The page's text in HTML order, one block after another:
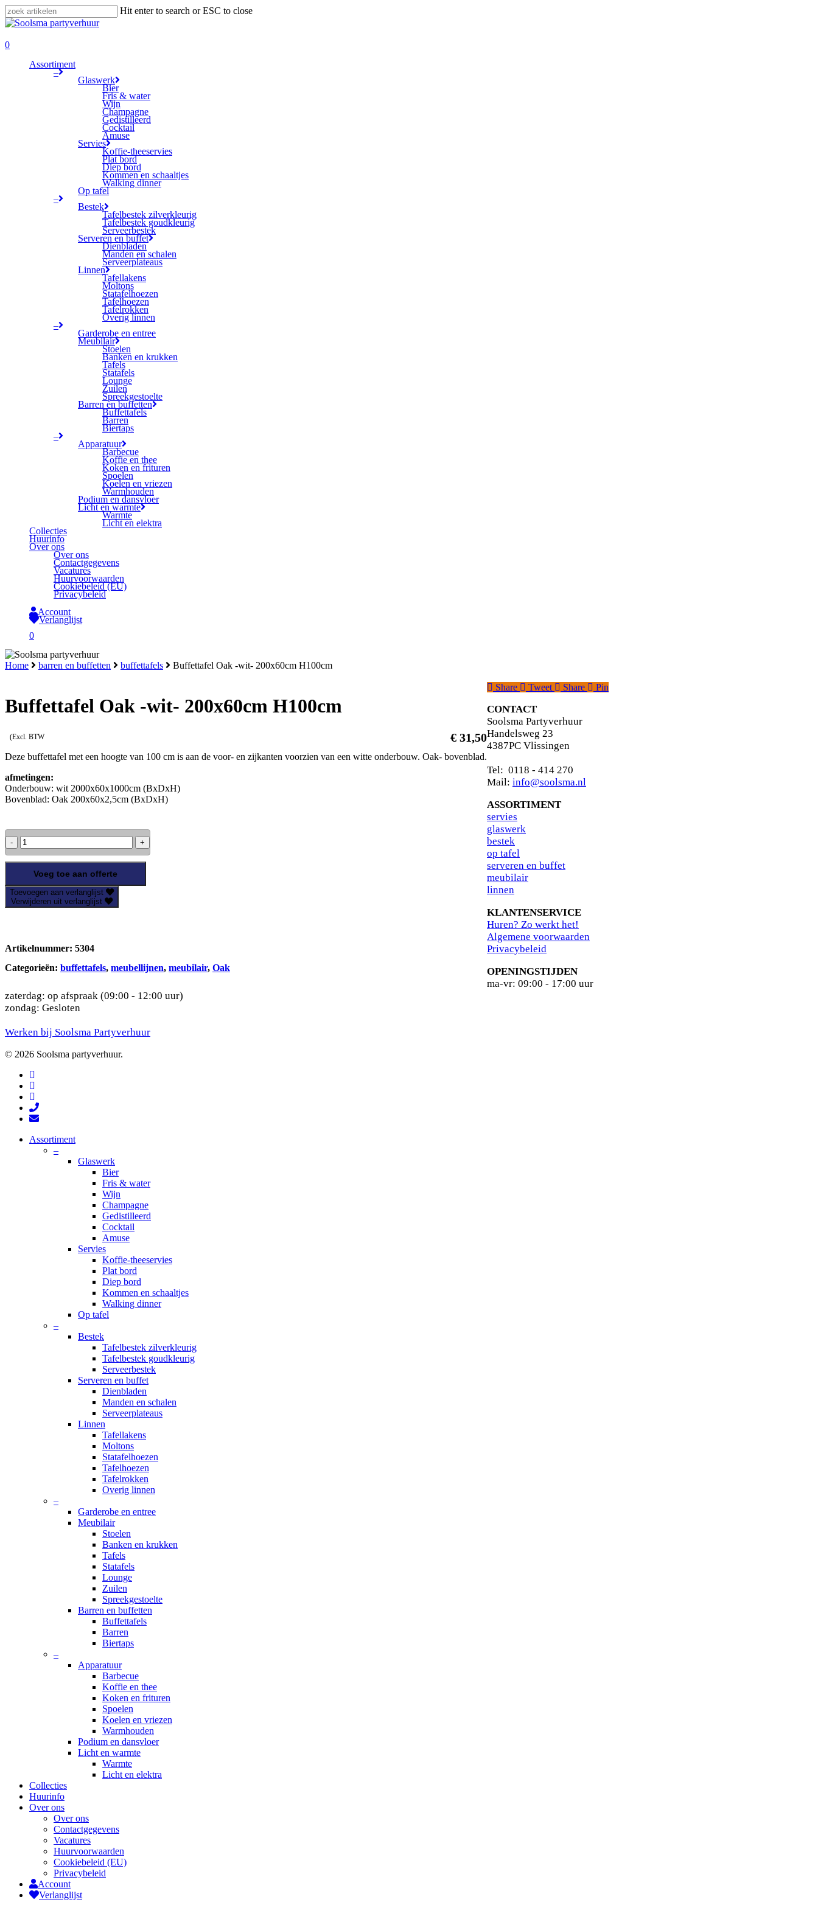
Skip
to
content
Hit enter to search or ESC to close
Close
0
Assortiment
–
Glaswerk
Bier
Fris & water
Wijn
Champagne
Gedistilleerd
Cocktail
Amuse
Servies
Koffie-theeservies
Plat bord
Diep bord
Kommen en schaaltjes
Walking dinner
Op tafel
–
Bestek
Tafelbestek zilverkleurig
Tafelbestek goudkleurig
Serveerbestek
Serveren en buffet
Dienbladen
Manden en schalen
Serveerplateaus
Linnen
Tafellakens
Moltons
Statafelhoezen
Tafelhoezen
Tafelrokken
Overig linnen
–
Garderobe en entree
Meubilair
Stoelen
Banken en krukken
Tafels
Statafels
Lounge
Zuilen
Spreekgestoelte
Barren en buffetten
Buffettafels
Barren
Biertaps
–
Apparatuur
Barbecue
Koffie en thee
Koken en frituren
Spoelen
Koelen en vriezen
Warmhouden
Podium en dansvloer
Licht en warmte
Warmte
Licht en elektra
Collecties
Huurinfo
Over ons
Over ons
Contactgegevens
Vacatures
Huurvoorwaarden
Cookiebeleid (EU)
Privacybeleid
Account
Verlanglijst
search
0
Close
Home barren en buffetten buffettafels Buffettafel Oak -wit- 200x60cm H100cm
Buffettafel Oak -wit- 200x60cm H100cm
€ 31,50
(Excl. BTW
Deze buffettafel met een hoogte van 100 cm is aan de voor- en zijkanten voorzien van een witte onderbouw. Oak- bovenblad.
afmetingen:
Onderbouw: wit 2000x60x1000cm (BxDxH)
Bovenblad: Oak 200x60x2,5cm (BxDxH)
Buffettafel
Oak
-
wit-
200x60cm
H100cm
aantal
Voeg toe aan offerte
Toevoegen aan verlanglijst
Verwijderen uit verlanglijst
Artikelnummer: 5304
Categorieën: buffettafels, meubellijnen, meubilair, Oak
Share Tweet Share Pin
CONTACT
Soolsma Partyverhuur
Handelsweg 23
4387PC Vlissingen
Tel: 0118 - 414 270
Mail: info@soolsma.nl
ASSORTIMENT
servies
glaswerk
bestek
op tafel
serveren en buffet
meubilair
linnen
KLANTENSERVICE
Huren? Zo werkt het!
Algemene voorwaarden
Privacybeleid
OPENINGSTIJDEN
ma-vr: 09:00 - 17:00 uur
zaterdag: op afspraak (09:00 - 12:00 uur)
zondag: Gesloten
Werken bij Soolsma Partyverhuur
© 2026 Soolsma partyverhuur.
facebook
pinterest
instagram
phone
email
Close
Assortiment
–
Glaswerk
Bier
Fris & water
Wijn
Champagne
Gedistilleerd
Cocktail
Amuse
Servies
Koffie-theeservies
Plat bord
Diep bord
Kommen en schaaltjes
Walking dinner
Op tafel
–
Bestek
Tafelbestek zilverkleurig
Tafelbestek goudkleurig
Serveerbestek
Serveren en buffet
Dienbladen
Manden en schalen
Serveerplateaus
Linnen
Tafellakens
Moltons
Statafelhoezen
Tafelhoezen
Tafelrokken
Overig linnen
–
Garderobe en entree
Meubilair
Stoelen
Banken en krukken
Tafels
Statafels
Lounge
Zuilen
Spreekgestoelte
Barren en buffetten
Buffettafels
Barren
Biertaps
–
Apparatuur
Barbecue
Koffie en thee
Koken en frituren
Spoelen
Koelen en vriezen
Warmhouden
Podium en dansvloer
Licht en warmte
Warmte
Licht en elektra
Collecties
Huurinfo
Over ons
Over ons
Contactgegevens
Vacatures
Huurvoorwaarden
Cookiebeleid (EU)
Privacybeleid
Account
Verlanglijst